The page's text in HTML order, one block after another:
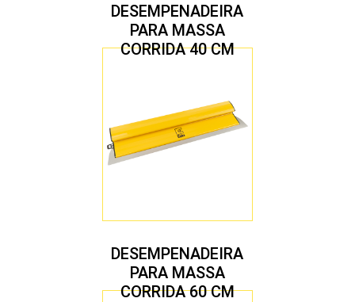
DESEMPENADEIRA
PARA MASSA
CORRIDA 40 CM
DESEMPENADEIRA
PARA MASSA
CORRIDA 60 CM